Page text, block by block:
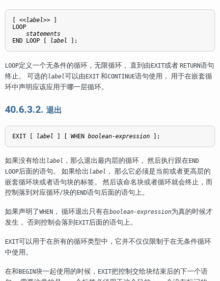
<<label>>
LOOP
statements
END LOOP [
label ];
LOOP定义一个无条件的循环，无限循环， 直到由EXIT或者 RETURN语句
终止。 可选的 label可以由EXIT 和CONTINUE语句使用， 用于在嵌套循
环中声明应该应用于哪一层循环。
40.6.3.2. 退出
EXIT [ label ] [ WHEN boolean-expression ];
如果没有给出 label ，那么退出最内层的循环， 然后执行跟在END
LOOP后面的语句。 如果给出 label ， 那么它必须是当前或者更高层的
嵌套循环块或者语句块的标签。 然后该命名块或者循环就会终止，而
控制落到对应循环/块的 END语句后面的语句上。
如果声明了WHEN ， 循环退出只有在boolean-expression为真的时候才
发生， 否则控制会落到 EXIT后面的语句上。
EXIT可以用于在所有的循环类型中，它并不仅仅限制于在无条件循环
中使用。
在和BEGIN块一起使用的时候， EXIT把控制交给块结束后的下一个语